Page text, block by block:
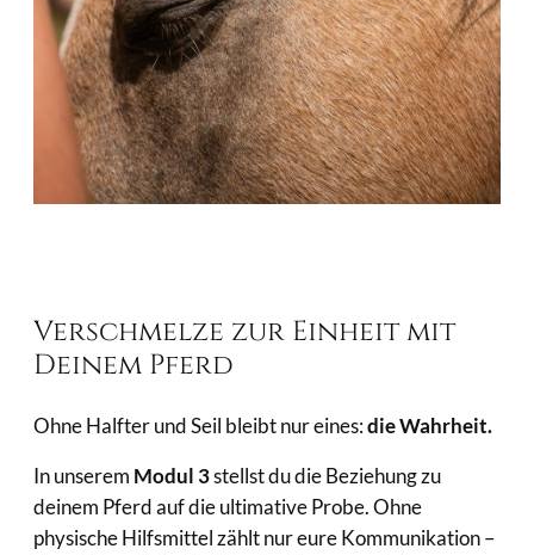
Verschmelze zur Einheit mit
Deinem Pferd
Ohne Halfter und Seil bleibt nur eines:die Wahrheit.
In unserem Modul 3stellst du die Beziehung zu
deinem Pferd auf die ultimative Probe. Ohne
physische Hilfsmittel zählt nur eure Kommunikation –